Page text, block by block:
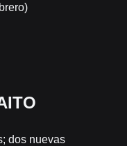
dos nuevas